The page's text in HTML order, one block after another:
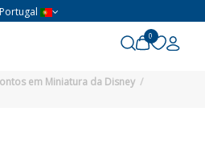
Portugal
0
em Miniatura da Disney